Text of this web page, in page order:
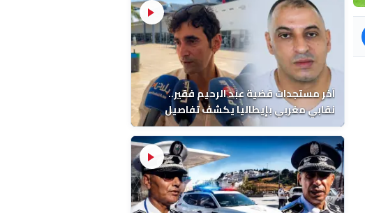
آخر مستجدات قضية عبد الرحيم فقير..
نقابي مغربي بإيطاليا يكشف تفاصيل
الوفاة ونتائج التشريح